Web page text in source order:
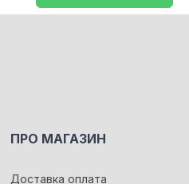
ПРО МАГАЗИН
Доставка оплата